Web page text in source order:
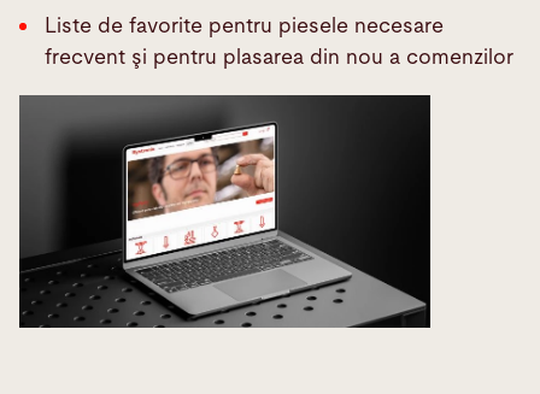
Liste de favorite pentru piesele necesare
frecvent şi pentru plasarea din nou a comenzilor